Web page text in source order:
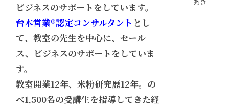
ビジネスのサポートをしています。
台本営業®︎認定コンサルタント とし
て、教室の先生を中心に、セール
ス、ビジネスのサポートをしていま
す。
教室開業12年、米粉研究歴12年。の
べ1,500名の受講生を指導してきた経